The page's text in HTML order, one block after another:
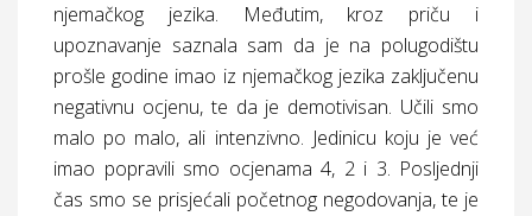
njemačkog jezika. Međutim, kroz priču i
upoznavanje saznala sam da je na polugodištu
prošle godine imao iz njemačkog jezika zaključenu
negativnu ocjenu, te da je demotivisan. Učili smo
malo po malo, ali intenzivno. Jedinicu koju je već
imao popravili smo ocjenama 4, 2 i 3. Posljednji
čas smo se prisjećali početnog negodovanja, te je